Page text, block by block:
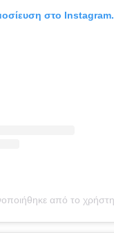
στο Instagram.